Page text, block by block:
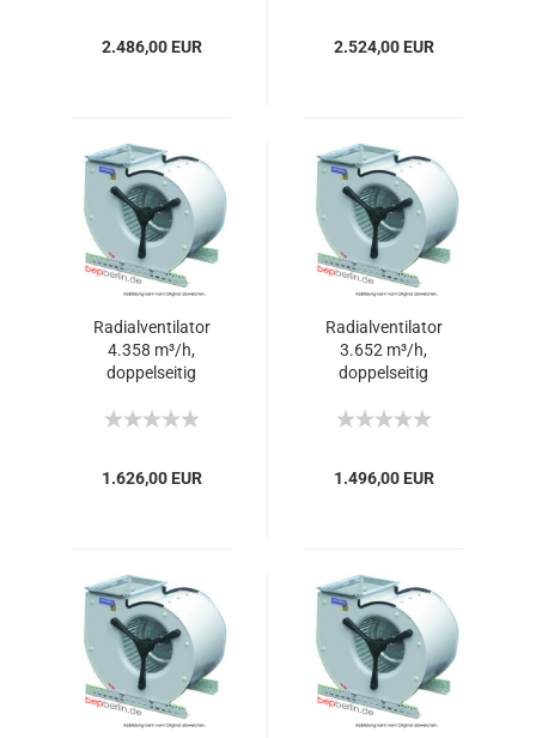
2.486,00 EUR 2.524,00 EUR
Radialventilator
4.358 m³/h,
doppelseitig
1.626,00 EUR
Radialventilator
3.652 m³/h,
doppelseitig
1.496,00 EUR